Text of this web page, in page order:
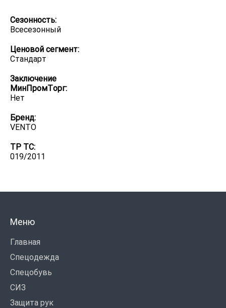
Сезонность:
Всесезонный
Ценовой сегмент:
Стандарт
Заключение
МинПромТорг:
Нет
Бренд:
VENTO
ТР ТС:
019/2011
Меню
Главная
Спецодежда
Спецобувь
СИЗ
Защита рук